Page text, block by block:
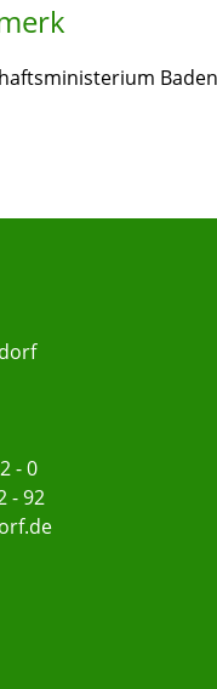
- 0
- 92